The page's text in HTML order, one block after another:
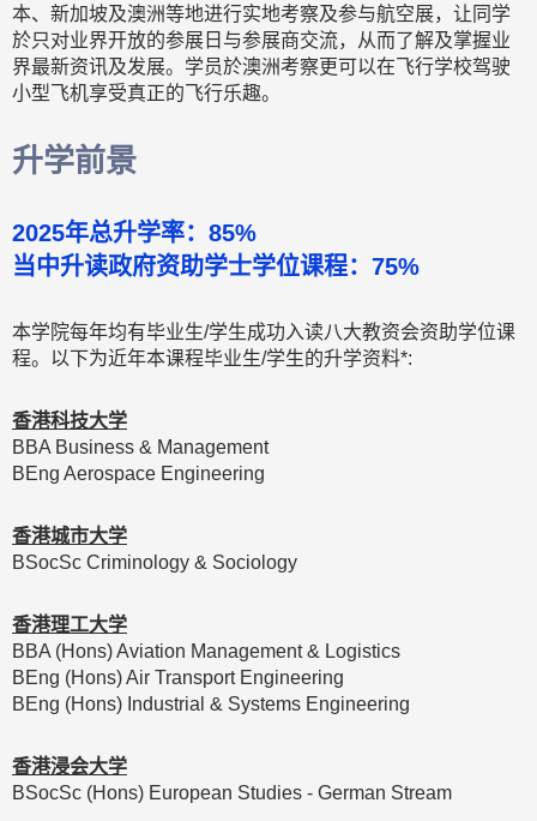
本、新加坡及澳洲等地进行实地考察及参与航空展，让同学
於只对业界开放的参展日与参展商交流，从而了解及掌握业
界最新资讯及发展。学员於澳洲考察更可以在飞行学校驾驶
小型飞机享受真正的飞行乐趣。
升学前景
2025年总升学率：85%
当中升读政府资助学士学位课程：75%
本学院每年均有毕业生/学生成功入读八大教资会资助学位课
程。以下为近年本课程毕业生/学生的升学资料*:​
香港科技大学
BBA Business & Management
BEng Aerospace Engineering
香港城市大学
BSocSc Criminology & Sociology
香港理工大学
BBA (Hons) Aviation Management & Logistics
BEng (Hons) Air Transport Engineering
BEng (Hons) Industrial & Systems Engineering
香港浸会大学
BSocSc (Hons) European Studies - German Stream